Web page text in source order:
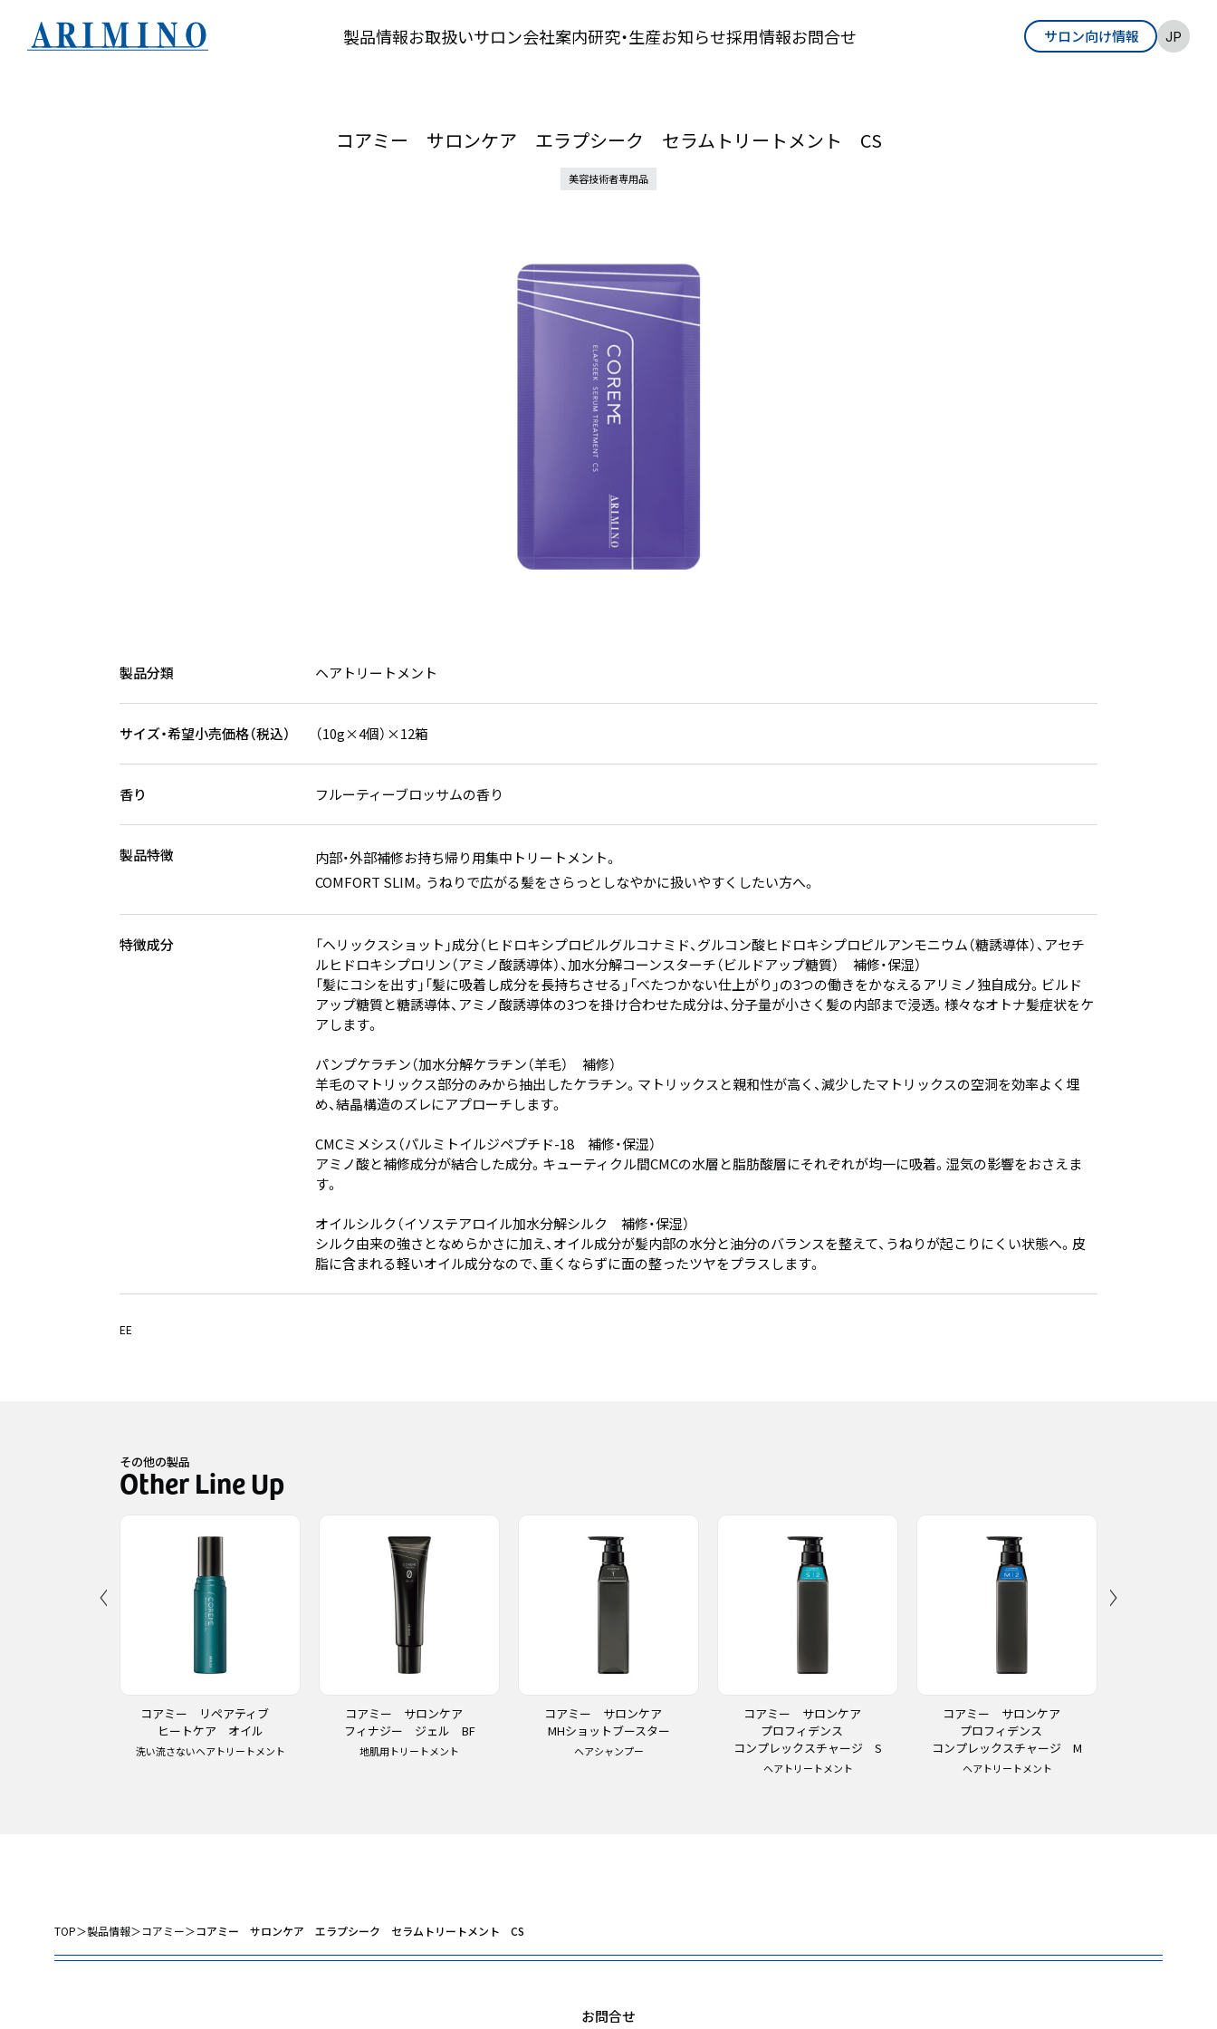
サロン向け情報 EN
JP
製品情報お取扱いサロン会社案内研究・生産お知らせ採用情報お問合せ
コアミー サロンケア エラプシーク セラムトリートメント CS
美容技術者専用品
製品分類 ヘアトリートメント
サイズ・希望小売価格（税込） （10g×4個）×12箱
香り フルーティーブロッサムの香り
製品特徴
内部・外部補修お持ち帰り用集中トリートメント。
COMFORT SLIM。うねりで広がる髪をさらっとしなやかに扱いやすくしたい方へ。
特徴成分
「ヘリックスショット」成分（ヒドロキシプロピルグルコナミド、グルコン酸ヒドロキシプロピルアンモニウム（糖誘導体）、アセチ
ルヒドロキシプロリン（アミノ酸誘導体）、加水分解コーンスターチ（ビルドアップ糖質） 補修・保湿）
「髪にコシを出す」「髪に吸着し成分を長持ちさせる」「べたつかない仕上がり」の3つの働きをかなえるアリミノ独自成分。ビルド
アップ糖質と糖誘導体、アミノ酸誘導体の3つを掛け合わせた成分は、分子量が小さく髪の内部まで浸透。様々なオトナ髪症状をケ
アします。
パンプケラチン（加水分解ケラチン（羊毛） 補修）
羊毛のマトリックス部分のみから抽出したケラチン。マトリックスと親和性が高く、減少したマトリックスの空洞を効率よく埋
め、結晶構造のズレにアプローチします。
CMCミメシス（パルミトイルジペプチド-18 補修・保湿）
アミノ酸と補修成分が結合した成分。キューティクル間CMCの水層と脂肪酸層にそれぞれが均一に吸着。湿気の影響をおさえま
す。
オイルシルク（イソステアロイル加水分解シルク 補修・保湿）
シルク由来の強さとなめらかさに加え、オイル成分が髪内部の水分と油分のバランスを整えて、うねりが起こりにくい状態へ。皮
脂に含まれる軽いオイル成分なので、重くならずに面の整ったツヤをプラスします。
EE
その他の製品
コアミー リペアティブ
ヒートケア オイル
洗い流さないヘアトリートメント
コアミー サロンケア
フィナジー ジェル BF
地肌用トリートメント
コアミー サロンケア
MHショットブースター
ヘアシャンプー
コアミー サロンケア
プロフィデンス
コンプレックスチャージ S
ヘアトリートメント
コアミー サロンケア
プロフィデンス
コンプレックスチャージ M
ヘアトリートメント
TOP＞製品情報＞コアミー＞コアミー サロンケア エラプシーク セラムトリートメント CS
お問合せ